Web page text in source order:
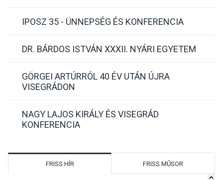
IPOSZ 35 - ÜNNEPSÉG ÉS KONFERENCIA
DR. BÁRDOS ISTVÁN XXXII. NYÁRI EGYETEM
GÖRGEI ARTÚRRÓL 40 ÉV UTÁN ÚJRA
VISEGRÁDON
NAGY LAJOS KIRÁLY ÉS VISEGRÁD
KONFERENCIA
FRISS HÍR FRISS MŰSOR